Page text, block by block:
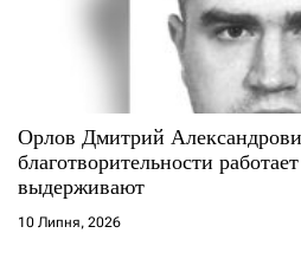
Орлов Дмитрий
благотворительности
выдерживают
10 Липня, 2026